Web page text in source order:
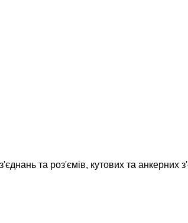
та роз'ємів, кутових та анкерних